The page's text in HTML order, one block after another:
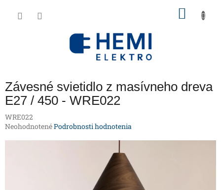
Závesné svietidlo z masívneho dreva
E27 / 450 - WRE022
WRE022
Priemerné
NeohodnotenéPodrobnosti hodnotenia